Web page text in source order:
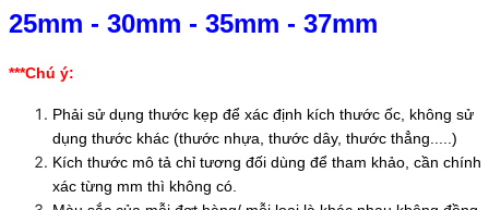
25mm - 30mm - 35mm - 37mm
***Chú ý:
Phải sử dụng thước kẹp để xác định kích thước ốc, không sử
dụng thước khác (thước nhựa, thước dây, thước thẳng.....)
Kích thước mô tả chỉ tương đối dùng để tham khảo, cần chính
xác từng mm thì không có.